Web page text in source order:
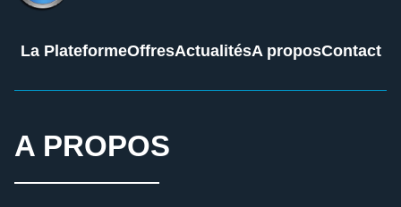
La PlateformeOffresActualitésA proposContact
A PROPOS